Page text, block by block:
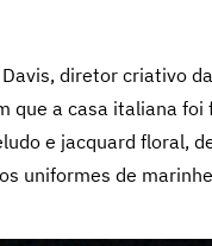
diretor criativo da
que a casa italiana
e jacquard floral,
uniformes de